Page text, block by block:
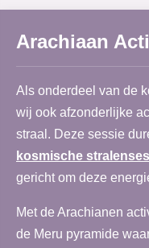
Arachiaan
Als onderdeel van de
wij ook afzonderlijke
straal. Deze sessie
kosmische
gericht om deze
Met de Arachianen
de Meru pyramide